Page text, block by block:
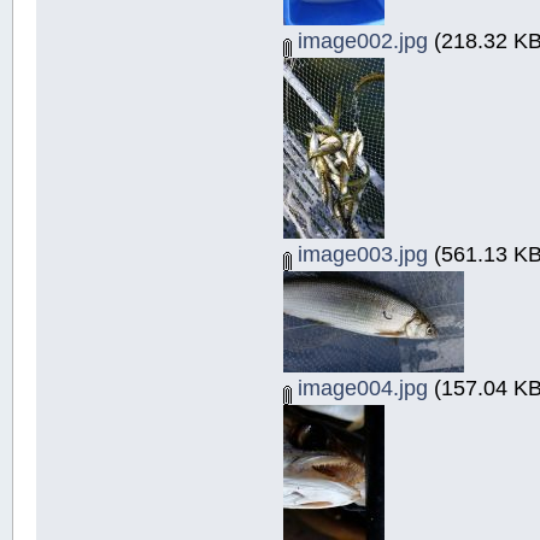
image002.jpg (218.32
image003.jpg (561.13
image004.jpg (157.04